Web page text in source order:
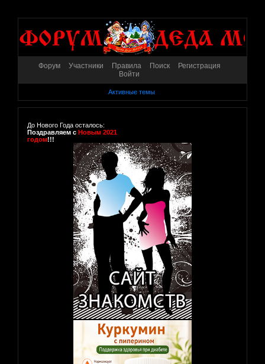
Форум Участники Правила Поиск
Регистрация
Войти
Активные темы
До Нового Года осталось:
Поздравляем с Новым 2021
годом!!!